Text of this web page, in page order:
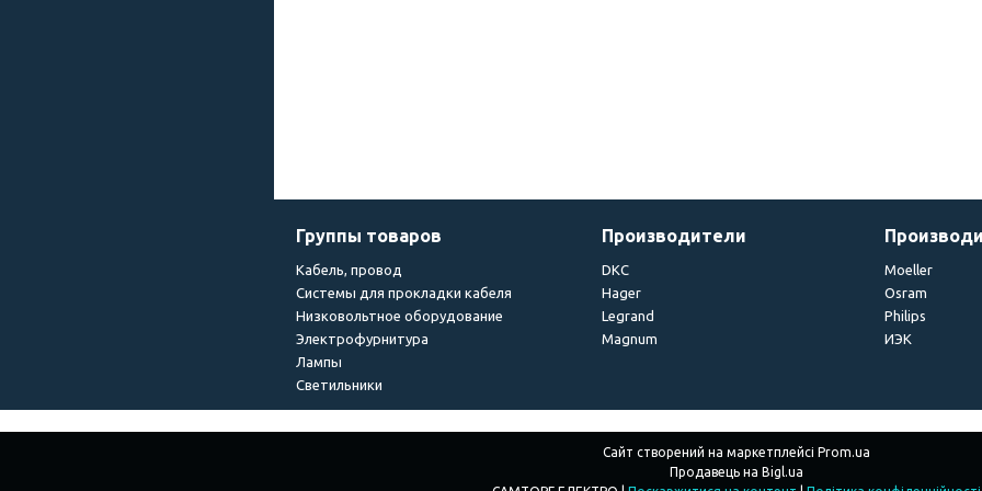
Группы товаров
Кабель, провод
Системы для прокладки кабеля
Низковольтное оборудование
Электрофурнитура
Лампы
Светильники
Производители
DKC
Hager
Legrand
Magnum
Moeller
Osram
Philips
ИЭК
Сайт створений на маркетплейсі Prom.ua
Продавець на Bigl.ua